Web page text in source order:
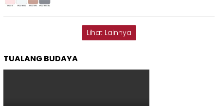
Lihat Lainnya
TUALANG BUDAYA